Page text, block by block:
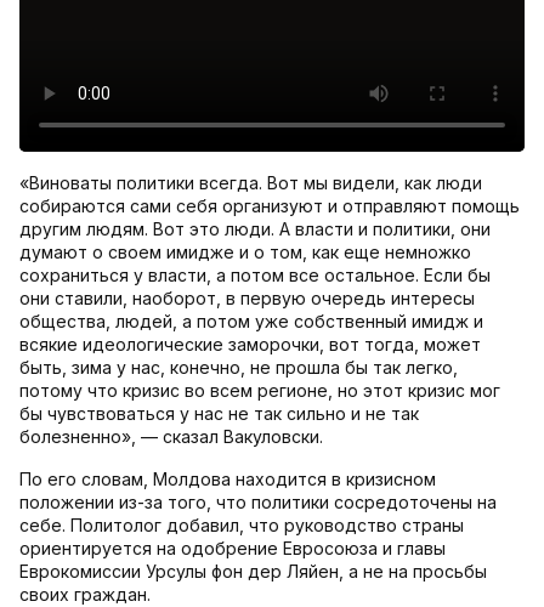
«Виноваты политики всегда. Вот мы видели, как люди
собираются сами себя организуют и отправляют помощь
другим людям. Вот это люди. А власти и политики, они
думают о своем имидже и о том, как еще немножко
сохраниться у власти, а потом все остальное. Если бы
они ставили, наоборот, в первую очередь интересы
общества, людей, а потом уже собственный имидж и
всякие идеологические заморочки, вот тогда, может
быть, зима у нас, конечно, не прошла бы так легко,
потому что кризис во всем регионе, но этот кризис мог
бы чувствоваться у нас не так сильно и не так
болезненно», — сказал Вакуловски.
По его словам, Молдова находится в кризисном
положении из-за того, что политики сосредоточены на
себе. Политолог добавил, что руководство страны
ориентируется на одобрение Евросоюза и главы
Еврокомиссии Урсулы фон дер Ляйен, а не на просьбы
своих граждан.